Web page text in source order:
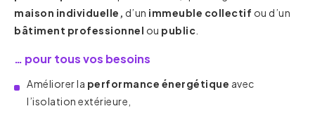
maison individuelle, d’un immeuble collectif ou d’un
bâtiment professionnel ou public
… pour tous vos besoins
Améliorer la performance énergétique avec
l’isolation extérieure,